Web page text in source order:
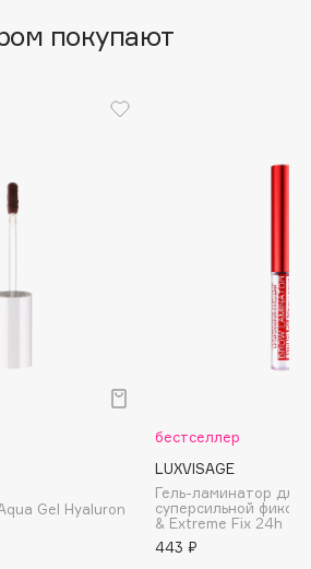
покупают
Gel Hyaluron
бестселлер
LUXVISAGE
Гель-ламинатор для
суперсильной
& Extreme Fix 24h
443 ₽